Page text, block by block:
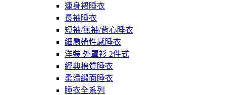
連身裙睡衣
長袖睡衣
短袖/無袖/背心睡衣
細肩帶性感睡衣
洋裝 外罩衫 2件式
經典棉質睡衣
柔滑緞面睡衣
睡衣全系列